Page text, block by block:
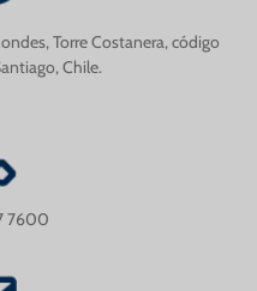
Torre Costanera, código
Chile.
7600